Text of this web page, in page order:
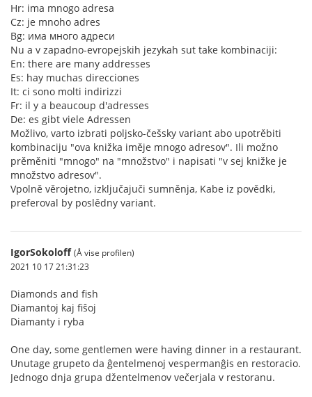
Hr: ima mnogo adresa
Cz: je mnoho adres
Bg: има много адреси
Nu a v zapadno-evropejskih jezykah sut take kombinaciji:
En: there are many addresses
Es: hay muchas direcciones
It: ci sono molti indirizzi
Fr: il y a beaucoup d'adresses
De: es gibt viele Adressen
Možlivo, varto izbrati poljsko-češsky variant abo upotrěbiti
kombinaciju "ova knižka iměje mnogo adresov". Ili možno
prěměniti "mnogo" na "množstvo" i napisati "v sej knižke je
množstvo adresov".
Vpolně věrojetno, izključajuči sumněnja, Kabe iz povědki,
preferoval by poslědny variant.
IgorSokoloff (Å vise profilen)
2021 10 17 21:31:23
Diamonds and fish
Diamantoj kaj fiŝoj
Diamanty i ryba
One day, some gentlemen were having dinner in a restaurant.
Unutage grupeto da ĝentelmenoj vespermanĝis en restoracio.
Jednogo dnja grupa džentelmenov večerjala v restoranu.